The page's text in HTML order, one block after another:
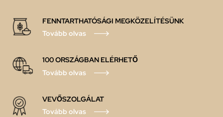
FENNTARTHATÓSÁGI MEGKÖZELÍTÉSÜNK
Tovább olvas
100 ORSZÁGBAN ELÉRHETŐ
Tovább olvas
VEVŐSZOLGÁLAT
Tovább olvas